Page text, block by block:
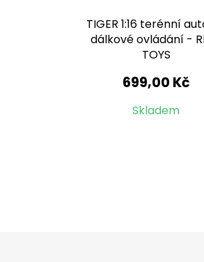
TIGER 1:16 terénní
dálkové ovládání -
TOYS
699,00 Kč
Skladem